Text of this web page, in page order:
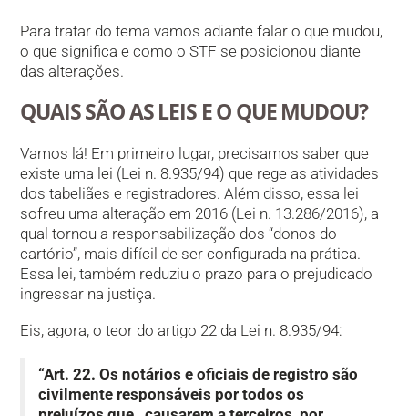
Para tratar do tema vamos adiante falar o que mudou,
o que significa e como o STF se posicionou diante
das alterações.
QUAIS SÃO AS LEIS E O QUE MUDOU?
Vamos lá! Em primeiro lugar, precisamos saber que
existe uma lei (Lei n. 8.935/94) que rege as atividades
dos tabeliães e registradores. Além disso, essa lei
sofreu uma alteração em 2016 (Lei n. 13.286/2016), a
qual tornou a responsabilização dos “donos do
cartório”, mais difícil de ser configurada na prática.
Essa lei, também reduziu o prazo para o prejudicado
ingressar na justiça.
Eis, agora, o teor do artigo 22 da Lei n. 8.935/94:
“Art. 22. Os notários e oficiais de registro são
civilmente responsáveis por todos os